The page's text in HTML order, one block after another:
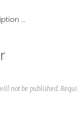
...
not be published.